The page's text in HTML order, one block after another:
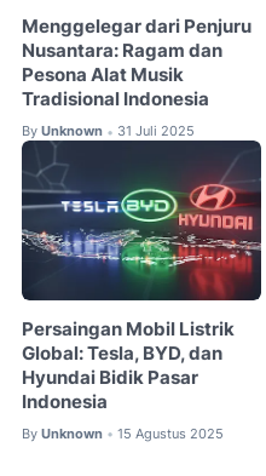
Menggelegar dari Penjuru
Nusantara: Ragam dan
Pesona Alat Musik
Tradisional Indonesia
By Unknown • 31 Juli 2025
Persaingan Mobil Listrik
Global: Tesla, BYD, dan
Hyundai Bidik Pasar
Indonesia
By Unknown • 15 Agustus 2025